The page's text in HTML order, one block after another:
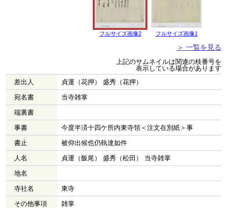
フルサイズ画像2 フルサイズ画像1
＞ 一覧を見る
上記のサムネイルは関連の枝番号を
表示している場合があります
差出人
貞運（花押） 盛秀（花押）
宛名書
当寺雑掌
端裏書
事書
今度半済十四ケ所内東寺領＜注文在別紙＞事
書止
被仰出候也仍執達如件
人名
貞運（飯尾） 盛秀（松田） 当寺雑掌
地名
寺社名
東寺
その他事項
雑掌